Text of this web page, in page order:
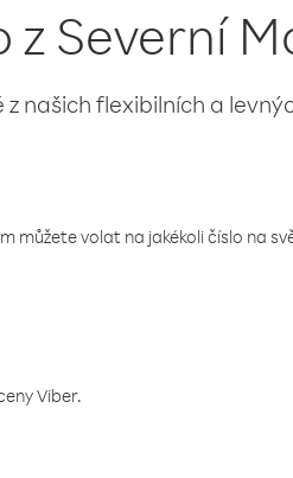
z Severní
našich flexibilních a
volat na jakékoli číslo na
Viber.